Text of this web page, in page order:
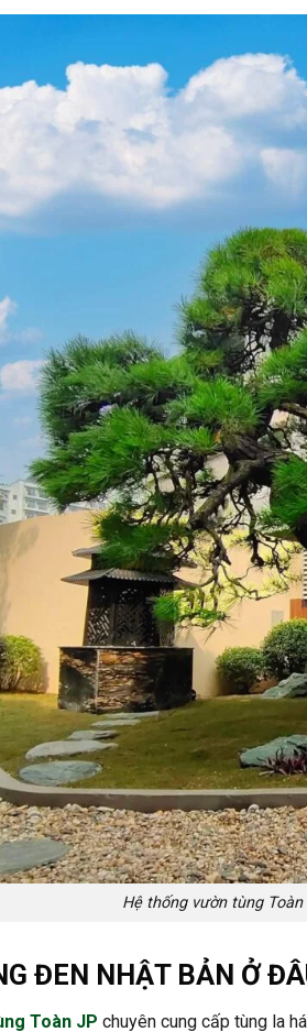
Hệ thống vườn tùng
ĐEN NHẬT BẢN Ở
Toàn JP chuyên cung cấp tùng la